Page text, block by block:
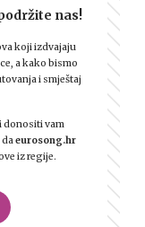
nas!
koji izdvajaju
a kako bismo
i smještaj
donositi vam
daeurosong.hr
iz regije.